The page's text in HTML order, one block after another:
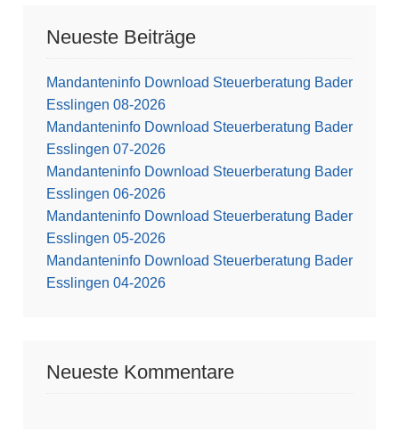
Neueste Beiträge
Mandanteninfo Download Steuerberatung Bader
Esslingen 08-2026
Mandanteninfo Download Steuerberatung Bader
Esslingen 07-2026
Mandanteninfo Download Steuerberatung Bader
Esslingen 06-2026
Mandanteninfo Download Steuerberatung Bader
Esslingen 05-2026
Mandanteninfo Download Steuerberatung Bader
Esslingen 04-2026
Neueste Kommentare